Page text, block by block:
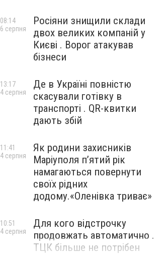
Росіяни знищили склади
двох великих компаній у
Києві . Ворог атакував
бізнеси
08:14
6 серпня
Де в Україні повністю
скасували готівку в
транспорті . QR-квитки
дають збій
13:17
4 серпня
Як родини захисників
Маріуполя пʼятий рік
намагаються повернути
своїх рідних
додому.«Оленівка триває»
11:41
4 серпня
Для кого відстрочку
продовжать автоматично .
ТЦК більше не потрібен
10:51
4 серпня